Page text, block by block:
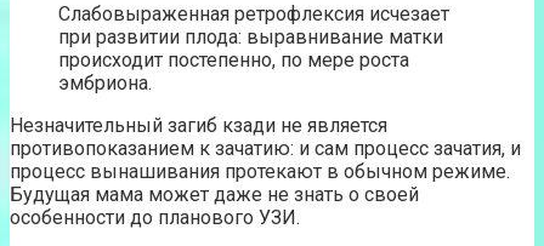
Слабовыраженная ретрофлексия исчезает
при развитии плода: выравнивание матки
происходит постепенно, по мере роста
эмбриона.
Незначительный загиб кзади не является
противопоказанием к зачатию: и сам процесс зачатия, и
процесс вынашивания протекают в обычном режиме.
Будущая мама может даже не знать о своей
особенности до планового УЗИ.